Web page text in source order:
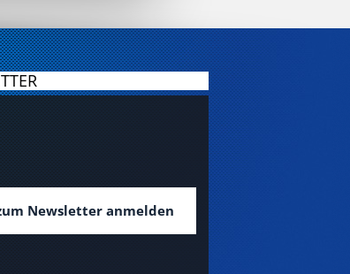
Newsletter anmelden